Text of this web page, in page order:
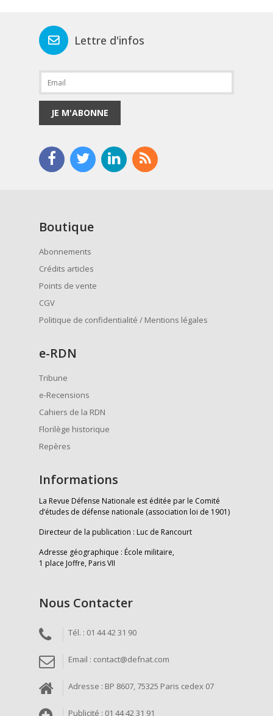
Lettre d'infos
JE M'ABONNE
Boutique
Abonnements
Crédits articles
Points de vente
CGV
Politique de confidentialité / Mentions légales
e-RDN
Tribune
e-Recensions
Cahiers de la RDN
Florilège historique
Repères
Informations
La Revue Défense Nationale est éditée par le Comité
d’études de défense nationale (association loi de 1901)
Directeur de la publication : Luc de Rancourt
Adresse géographique : École militaire,
1 place Joffre, Paris VII
Nous Contacter
Tél. : 01 44 42 31 90
Email : contact@defnat.com
Adresse : BP 8607, 75325 Paris cedex 07
Publicité : 01 44 42 31 91